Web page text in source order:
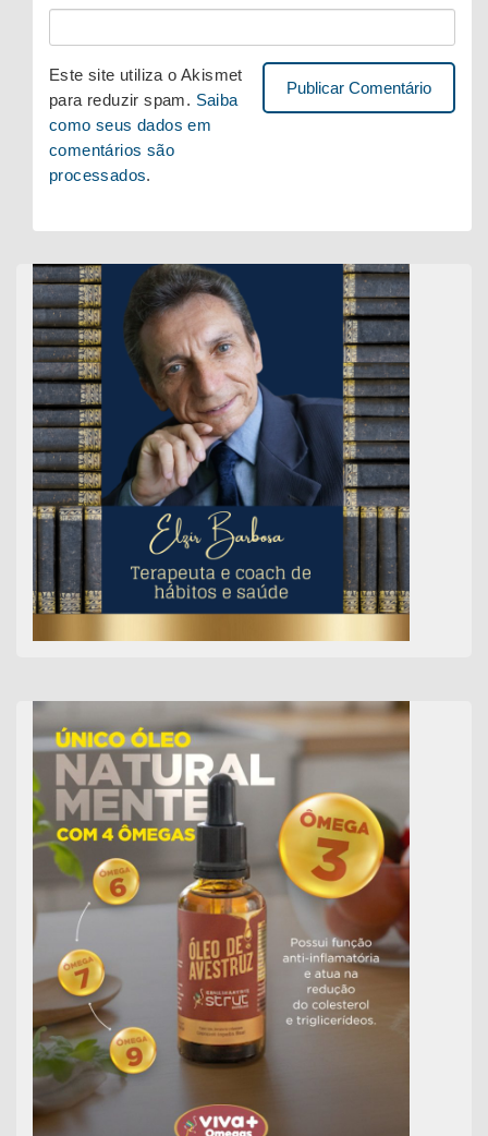
Este site utiliza o Akismet
para reduzir spam. Saiba
como seus dados em
comentários são
processados.